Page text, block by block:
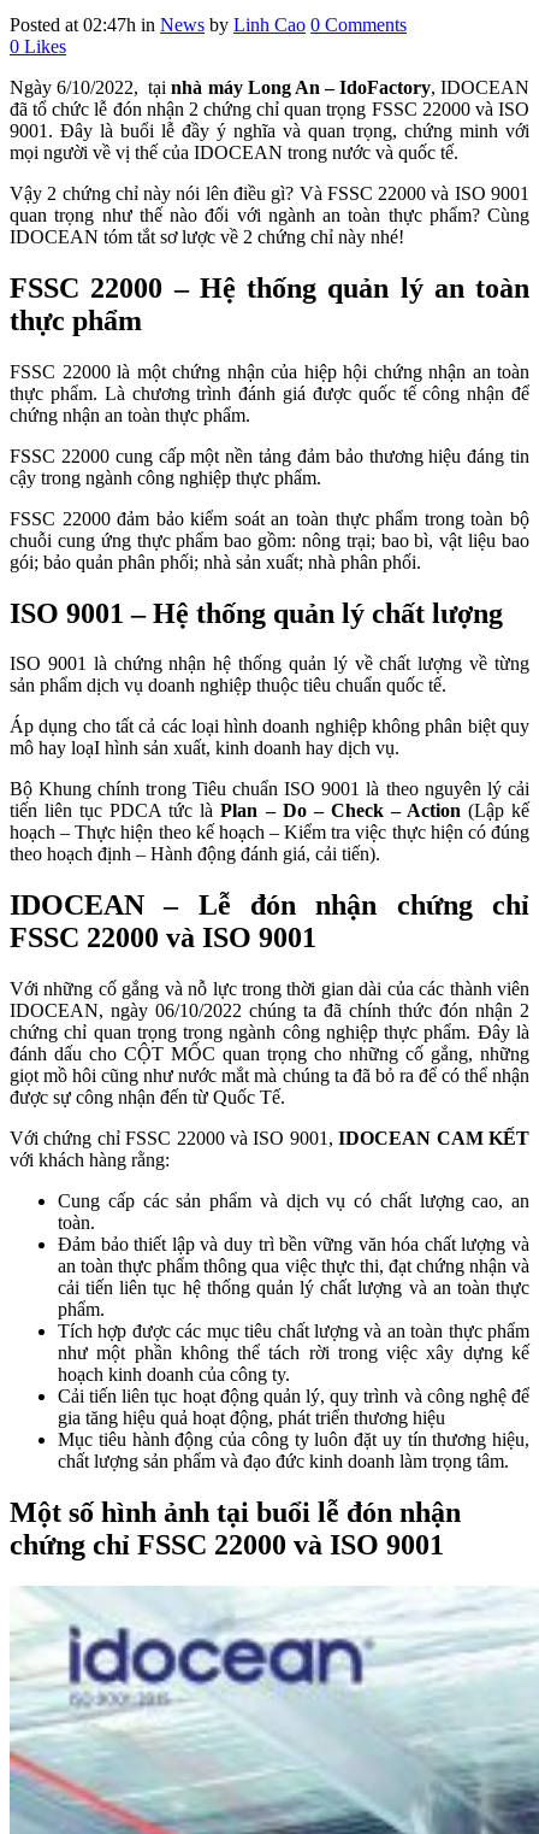
Posted at 02:47h in News by Linh Cao 0 Comments
0 Likes
Ngày 6/10/2022, tạinhà máy Long An – IdoFactory, IDOCEAN
đã tổ chức lễ đón nhận 2 chứng chỉ quan trọng FSSC 22000 và ISO
9001. Đây là buổi lễ đầy ý nghĩa và quan trọng, chứng minh với
mọi người về vị thế của IDOCEAN trong nước và quốc tế.
Vậy 2 chứng chỉ này nói lên điều gì? Và FSSC 22000 và ISO 9001
quan trọng như thế nào đối với ngành an toàn thực phẩm? Cùng
IDOCEAN tóm tắt sơ lược về 2 chứng chỉ này nhé!
FSSC 22000 – Hệ thống quản lý an toàn
thực phẩm
FSSC 22000 là một chứng nhận của hiệp hội chứng nhận an toàn
thực phẩm. Là chương trình đánh giá được quốc tế công nhận để
chứng nhận an toàn thực phẩm.
FSSC 22000 cung cấp một nền tảng đảm bảo thương hiệu đáng tin
cậy trong ngành công nghiệp thực phẩm.
FSSC 22000 đảm bảo kiểm soát an toàn thực phẩm trong toàn bộ
chuỗi cung ứng thực phẩm bao gồm: nông trại; bao bì, vật liệu bao
gói; bảo quản phân phối; nhà sản xuất; nhà phân phối.
ISO 9001 – Hệ thống quản lý chất lượng
ISO 9001 là chứng nhận hệ thống quản lý về chất lượng về từng
sản phẩm dịch vụ doanh nghiệp thuộc tiêu chuẩn quốc tế.
Áp dụng cho tất cả các loại hình doanh nghiệp không phân biệt quy
mô hay loạI hình sản xuất, kinh doanh hay dịch vụ.
Bộ Khung chính trong Tiêu chuẩn ISO 9001 là theo nguyên lý cải
tiến liên tục PDCA tức làPlan – Do – Check – Action(Lập kế
hoạch – Thực hiện theo kế hoạch – Kiểm tra việc thực hiện có đúng
theo hoạch định – Hành động đánh giá, cải tiến).
IDOCEAN – Lễ đón nhận chứng chỉ
FSSC 22000 và ISO 9001
Với những cố gắng và nỗ lực trong thời gian dài của các thành viên
IDOCEAN, ngày 06/10/2022 chúng ta đã chính thức đón nhận 2
chứng chỉ quan trọng trong ngành công nghiệp thực phẩm. Đây là
đánh dấu cho CỘT MỐC quan trọng cho những cố gắng, những
giọt mồ hôi cũng như nước mắt mà chúng ta đã bỏ ra để có thể nhận
được sự công nhận đến từ Quốc Tế.
Với chứng chỉ FSSC 22000 và ISO 9001, IDOCEAN CAM KẾT
với khách hàng rằng:
Cung cấp các sản phẩm và dịch vụ có chất lượng cao, an
toàn.
Đảm bảo thiết lập và duy trì bền vững văn hóa chất lượng và
an toàn thực phẩm thông qua việc thực thi, đạt chứng nhận và
cải tiến liên tục hệ thống quản lý chất lượng và an toàn thực
phẩm.
Tích hợp được các mục tiêu chất lượng và an toàn thực phẩm
như một phần không thể tách rời trong việc xây dựng kế
hoạch kinh doanh của công ty.
Cải tiến liên tục hoạt động quản lý, quy trình và công nghệ để
gia tăng hiệu quả hoạt động, phát triển thương hiệu
Mục tiêu hành động của công ty luôn đặt uy tín thương hiệu,
chất lượng sản phẩm và đạo đức kinh doanh làm trọng tâm.
Một số hình ảnh tại buổi lễ đón nhận
chứng chỉ FSSC 22000 và ISO 9001